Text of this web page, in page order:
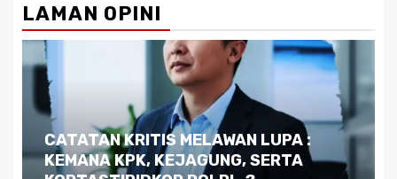
LAMAN OPINI
Dilema Kaltim di Tengah Krisis:
Kutukan Sumber Daya Alam dan